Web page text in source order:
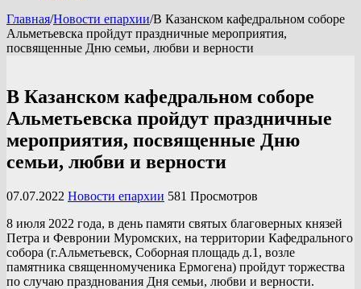
Главная/Новости епархии/В Казанском кафедральном соборе
Альметьевска пройдут праздничные мероприятия,
посвященные Дню семьи, любви и верности
В Казанском кафедральном соборе
Альметьевска пройдут праздничные
мероприятия, посвященные Дню
семьи, любви и верности
07.07.2022 Новости епархии 581 Просмотров
8 июля 2022 года, в день памяти святых благоверных князей
Петра и Февронии Муромских, на территории Кафедрального
собора (г.Альметьевск, Соборная площадь д.1, возле
памятника священномученика Ермогена) пройдут торжества
по случаю празднования Дня семьи, любви и верности.